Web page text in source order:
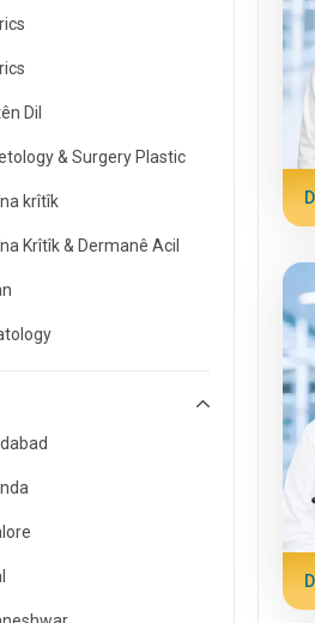
Dil
& Surgery Plastic
krîtîk
Krîtîk & Dermanê Acil
Pizîşkiya Malbatê
& Hepatolojî